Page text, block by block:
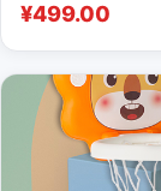
¥499.00